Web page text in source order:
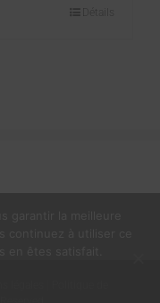
Détails
légales